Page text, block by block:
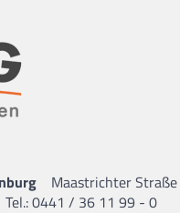
Maastrichter
Tel.: 0441 / 36 11 99 - 0